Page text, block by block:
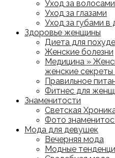
Уход за
Уход за глазами
Уход за губами
Здоровье женщины
Диета для
Женские болезни
Медицина »
женские секреты
Правильное
Фитнес для
Знаменитости
Светская
Фото
Мода для девушек
Вечерняя мода
Модные